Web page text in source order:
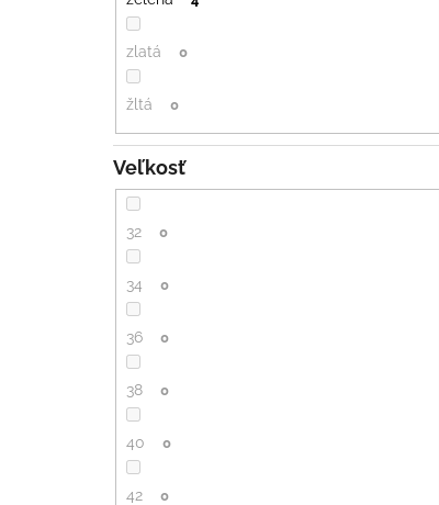
zlatá 0
žltá 0
Veľkosť
32 0
34 0
36 0
38 0
40 0
42 0